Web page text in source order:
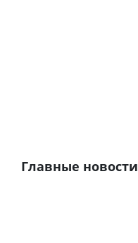
Главные новости